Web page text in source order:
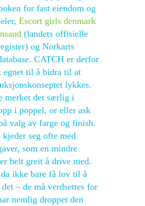
for fast eiendom og
Escort girls denmark
(landets offisielle
og Norkarts
CATCH er derfor
egnet til å bidra til at
lykkes.
merket det særlig i
i poppel, or eller ask
valg av farge og finish.
kjeder seg ofte med
som en mindre
helt greit å drive med.
ikke bare få lov til å
– de må verdsettes for
nemlig droppet den